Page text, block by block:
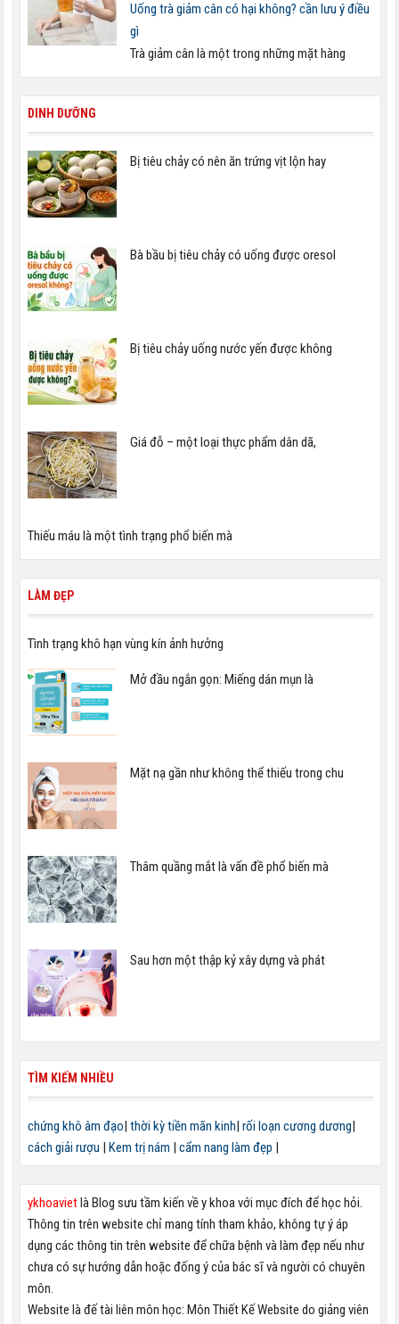
Uống trà giảm cân có hại không? cần lưu ý điều
gì
Trà giảm cân là một trong những mặt hàng
DINH DƯỠNG
Bị tiêu chảy có nên ăn trứng vịt lộn hay
Bà bầu bị tiêu chảy có uống được oresol
Bị tiêu chảy uống nước yến được không
Giá đỗ – một loại thực phẩm dân dã,
Thiếu máu là một tình trạng phổ biến mà
LÀM ĐẸP
Tình trạng khô hạn vùng kín ảnh hưởng
Mở đầu ngắn gọn: Miếng dán mụn là
Mặt nạ gần như không thể thiếu trong chu
Thâm quầng mắt là vấn đề phổ biến mà
Sau hơn một thập kỷ xây dựng và phát
TÌM KIẾM NHIỀU
chứng khô âm đạo| thời kỳ tiền mãn kinh| rối loạn cương dương|
cách giải rượu | Kem trị nám | cẩm nang làm đẹp |
ykhoavietlà Blog sưu tầm kiến về y khoa với mục đích để học hỏi.
Thông tin trên website chỉ mang tính tham khảo, không tự ý áp
dụng các thông tin trên website để chữa bệnh và làm đẹp nếu như
chưa có sự hướng dẫn hoặc đống ý của bác sĩ và người có chuyên
môn.
Website là đế tài liên môn học: Môn Thiết Kế Website do giảng viên